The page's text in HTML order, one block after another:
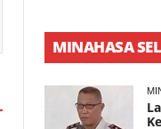
MINAHASA